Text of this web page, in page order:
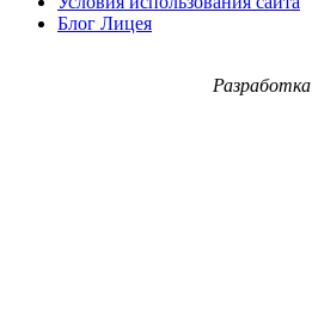
Блог Лицея
Разработка